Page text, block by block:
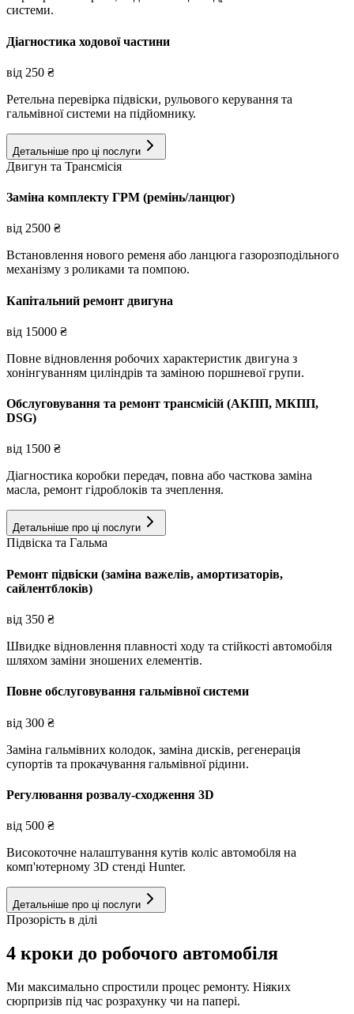
системи.
Діагностика ходової частини
від 250 ₴
Ретельна перевірка підвіски, рульового керування та
гальмівної системи на підйомнику.
Детальніше про ці послуги
Двигун та Трансмісія
Заміна комплекту ГРМ (ремінь/ланцюг)
від 2500 ₴
Встановлення нового ременя або ланцюга газорозподільного
механізму з роликами та помпою.
Капітальний ремонт двигуна
від 15000 ₴
Повне відновлення робочих характеристик двигуна з
хонінгуванням циліндрів та заміною поршневої групи.
Обслуговування та ремонт трансмісій (АКПП, МКПП,
DSG)
від 1500 ₴
Діагностика коробки передач, повна або часткова заміна
масла, ремонт гідроблоків та зчеплення.
Детальніше про ці послуги
Підвіска та Гальма
Ремонт підвіски (заміна важелів, амортизаторів,
сайлентблоків)
від 350 ₴
Швидке відновлення плавності ходу та стійкості автомобіля
шляхом заміни зношених елементів.
Повне обслуговування гальмівної системи
від 300 ₴
Заміна гальмівних колодок, заміна дисків, регенерація
супортів та прокачування гальмівної рідини.
Регулювання розвалу-сходження 3D
від 500 ₴
Високоточне налаштування кутів коліс автомобіля на
комп'ютерному 3D стенді Hunter.
Детальніше про ці послуги
Прозорість в ділі
4 кроки до робочого автомобіля
Ми максимально спростили процес ремонту. Ніяких
сюрпризів під час розрахунку чи на папері.